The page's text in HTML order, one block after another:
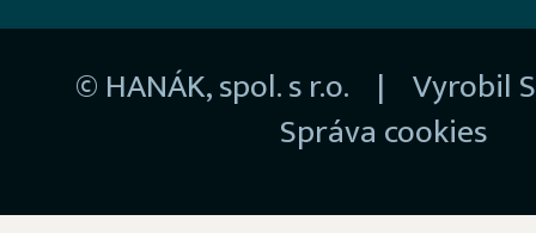
© HANÁK, spol. s r.o. | Vyrobil
Správa cookies